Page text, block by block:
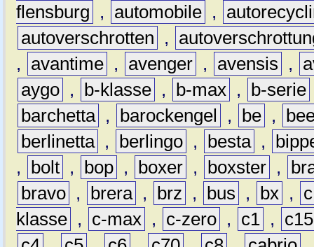
flensburg
, automobile ,
autoverschrotten
,
,
avantime , avenger , avensis ,
aygo , b-klasse , b-max , b-serie
barchetta , barockengel , be ,
berlinetta , berlingo , besta ,
,
bolt , bop , boxer , boxster ,
bravo , brera , brz , bus , bx ,
c
klasse , c-max , c-zero , c1 ,
c15